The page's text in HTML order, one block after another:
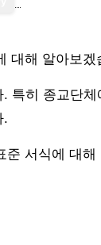
대해 알아보겠
특히 종교단
.
서식에 대